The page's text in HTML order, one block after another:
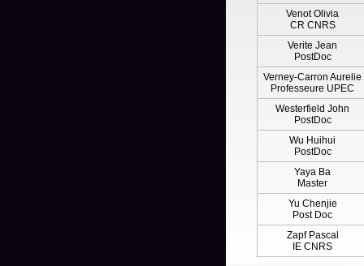
Venot Olivia
CR CNRS
Verite Jean
PostDoc
Verney-Carron Aurelie
Professeure UPEC
Westerfield John
PostDoc
Wu Huihui
PostDoc
Yaya Ba
Master
Yu Chenjie
Post Doc
Zapf Pascal
IE CNRS